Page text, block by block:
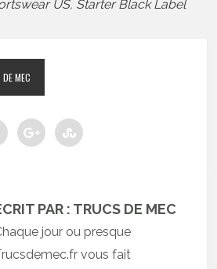
US, Starter Black Label
MEC
PAR : TRUCS DE MEC
jour ou presque
vous fait